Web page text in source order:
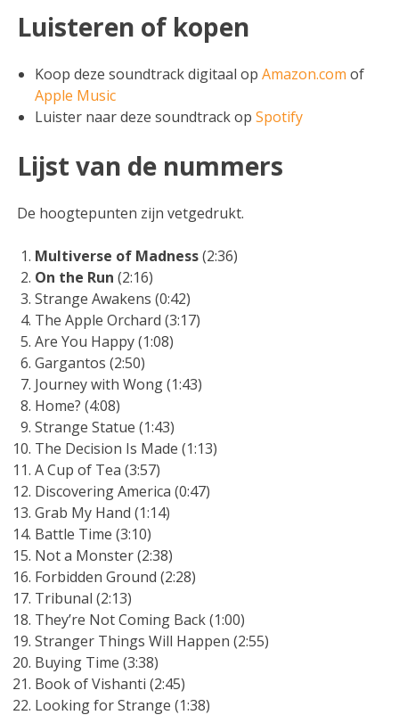
Luisteren of kopen
Koop deze soundtrack digitaal opAmazon.com of
Apple Music
Luister naar deze soundtrack opSpotify
Lijst van de nummers
De hoogtepunten zijn vetgedrukt.
Multiverse of Madness(2:36)
On the Run (2:16)
Strange Awakens (0:42)
The Apple Orchard (3:17)
Are You Happy (1:08)
Gargantos (2:50)
Journey with Wong (1:43)
Home? (4:08)
Strange Statue (1:43)
The Decision Is Made (1:13)
A Cup of Tea (3:57)
Discovering America (0:47)
Grab My Hand (1:14)
Battle Time (3:10)
Not a Monster (2:38)
Forbidden Ground (2:28)
Tribunal (2:13)
They’re Not Coming Back (1:00)
Stranger Things Will Happen (2:55)
Buying Time (3:38)
Book of Vishanti (2:45)
Looking for Strange (1:38)